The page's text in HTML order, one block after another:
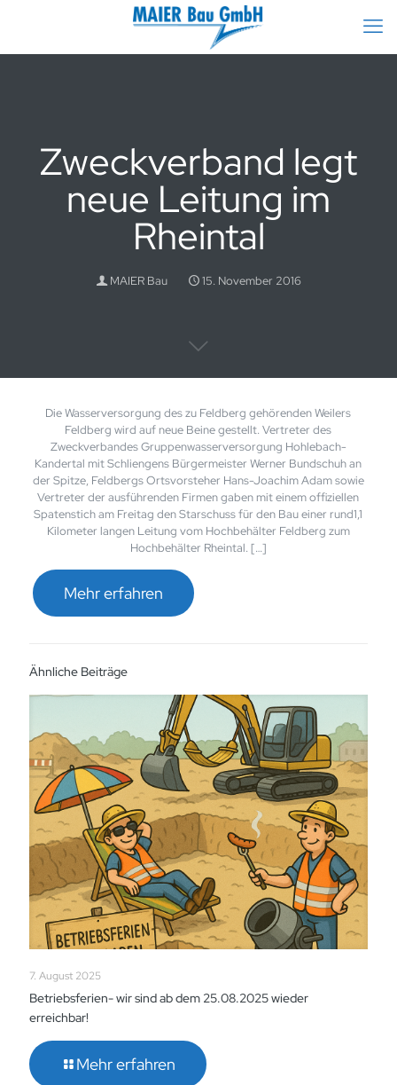
Zweckverband legt
neue Leitung im
Rheintal
MAIER Bau 15. November 2016
Die Wasserversorgung des zu Feldberg gehörenden Weilers
Feldberg wird auf neue Beine gestellt. Vertreter des
Zweckverbandes Gruppenwasserversorgung Hohlebach-
Kandertal mit Schliengens Bürgermeister Werner Bundschuh an
der Spitze, Feldbergs Ortsvorsteher Hans-Joachim Adam sowie
Vertreter der ausführenden Firmen gaben mit einem offiziellen
Spatenstich am Freitag den Starschuss für den Bau einer rund1,1
Kilometer langen Leitung vom Hochbehälter Feldberg zum
Hochbehälter Rheintal. […]
Mehr erfahren
Ähnliche Beiträge
7. August 2025
Betriebsferien- wir sind ab dem 25.08.2025 wieder
erreichbar!
Mehr erfahren